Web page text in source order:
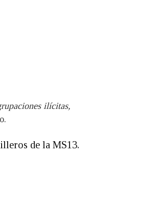
ilícitas,
de la MS13.